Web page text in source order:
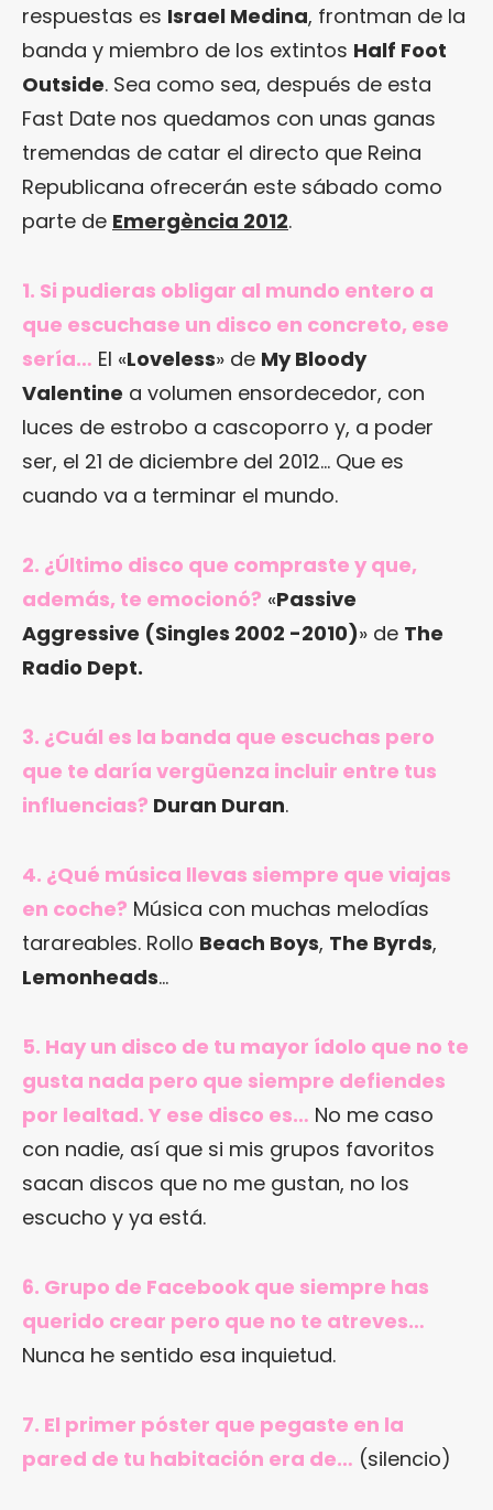
respuestas es Israel Medina, frontman de la
banda y miembro de los extintos Half Foot
Outside. Sea como sea, después de esta
Fast Date nos quedamos con unas ganas
tremendas de catar el directo que Reina
Republicana ofrecerán este sábado como
parte de Emergència 2012.
1. Si pudieras obligar al mundo entero a
que escuchase un disco en concreto, ese
sería… El «Loveless» de My Bloody
Valentine a volumen ensordecedor, con
luces de estrobo a cascoporro y, a poder
ser, el 21 de diciembre del 2012… Que es
cuando va a terminar el mundo.
2. ¿Último disco que compraste y que,
además, te emocionó? «Passive
Aggressive (Singles 2002 -2010)» de The
Radio Dept.
3. ¿Cuál es la banda que escuchas pero
que te daría vergüenza incluir entre tus
influencias? Duran Duran.
4. ¿Qué música llevas siempre que viajas
en coche? Música con muchas melodías
tarareables. Rollo Beach Boys, The Byrds,
Lemonheads…
5. Hay un disco de tu mayor ídolo que no te
gusta nada pero que siempre defiendes
por lealtad. Y ese disco es… No me caso
con nadie, así que si mis grupos favoritos
sacan discos que no me gustan, no los
escucho y ya está.
6. Grupo de Facebook que siempre has
querido crear pero que no te atreves…
Nunca he sentido esa inquietud.
7. El primer póster que pegaste en la
pared de tu habitación era de… (silencio)